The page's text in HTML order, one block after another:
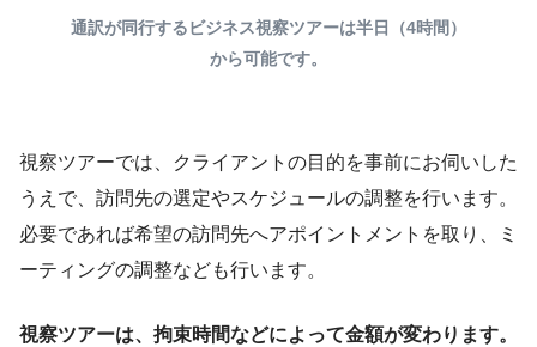
通訳が同行するビジネス視察ツアーは半日（4時間）
から可能です。
視察ツアーでは、クライアントの目的を事前にお伺いした
うえで、訪問先の選定やスケジュールの調整を行います。
必要であれば希望の訪問先へアポイントメントを取り、ミ
ーティングの調整なども行います。
視察ツアーは、拘束時間などによって金額が変わります。